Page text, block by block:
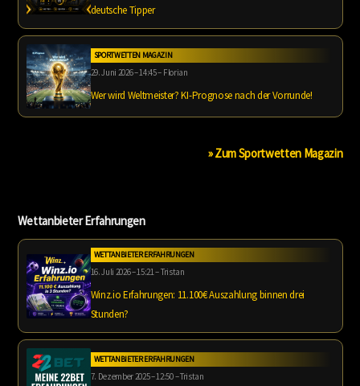
deutsche Tipper
SPORTWETTEN MAGAZIN
29. Juni 2026 – 14:45 – Florian
Wer wird Weltmeister? KI-Prognose nach der Vorrunde!
» Zum Sportwetten Magazin
Wettanbieter Erfahrungen
WETTANBIETER ERFAHRUNGEN
16. Juli 2026 – 15:21 – Tristan
Winz.io Erfahrungen: 11.100€ Auszahlung binnen drei
Stunden?
WETTANBIETER ERFAHRUNGEN
7. Dezember 2025 – 12:50 – Tristan